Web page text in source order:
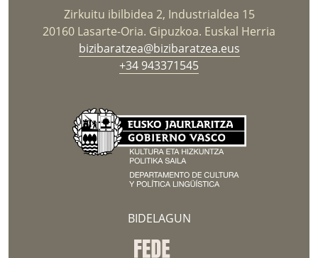
Zirkuitu ibilbidea 2, Industrialdea 15
20160 Lasarte-Oria. Gipuzkoa. Euskal Herria
bizibaratzea@bizibaratzea.eus
+34 943371545
BIDELAGUN